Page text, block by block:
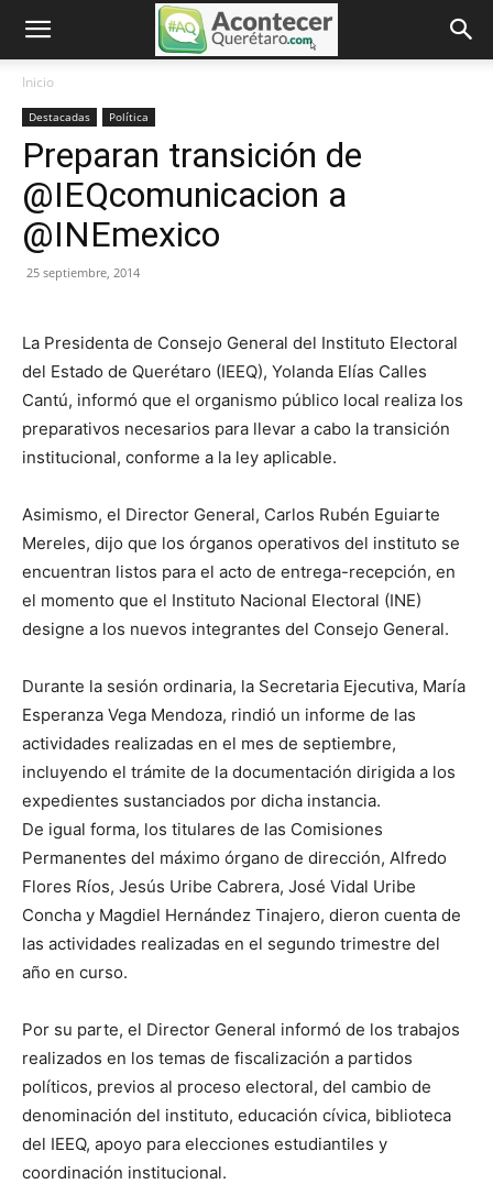
Inicio
Destacadas Política
Preparan transición de
@IEQcomunicacion a
@INEmexico
25 septiembre, 2014
La Presidenta de Consejo General del Instituto Electoral
del Estado de Querétaro (IEEQ), Yolanda Elías Calles
Cantú, informó que el organismo público local realiza los
preparativos necesarios para llevar a cabo la transición
institucional, conforme a la ley aplicable.
Asimismo, el Director General, Carlos Rubén Eguiarte
Mereles, dijo que los órganos operativos del instituto se
encuentran listos para el acto de entrega-recepción, en
el momento que el Instituto Nacional Electoral (INE)
designe a los nuevos integrantes del Consejo General.
Durante la sesión ordinaria, la Secretaria Ejecutiva, María
Esperanza Vega Mendoza, rindió un informe de las
actividades realizadas en el mes de septiembre,
incluyendo el trámite de la documentación dirigida a los
expedientes sustanciados por dicha instancia.
De igual forma, los titulares de las Comisiones
Permanentes del máximo órgano de dirección, Alfredo
Flores Ríos, Jesús Uribe Cabrera, José Vidal Uribe
Concha y Magdiel Hernández Tinajero, dieron cuenta de
las actividades realizadas en el segundo trimestre del
año en curso.
Por su parte, el Director General informó de los trabajos
realizados en los temas de fiscalización a partidos
políticos, previos al proceso electoral, del cambio de
denominación del instituto, educación cívica, biblioteca
del IEEQ, apoyo para elecciones estudiantiles y
coordinación institucional.